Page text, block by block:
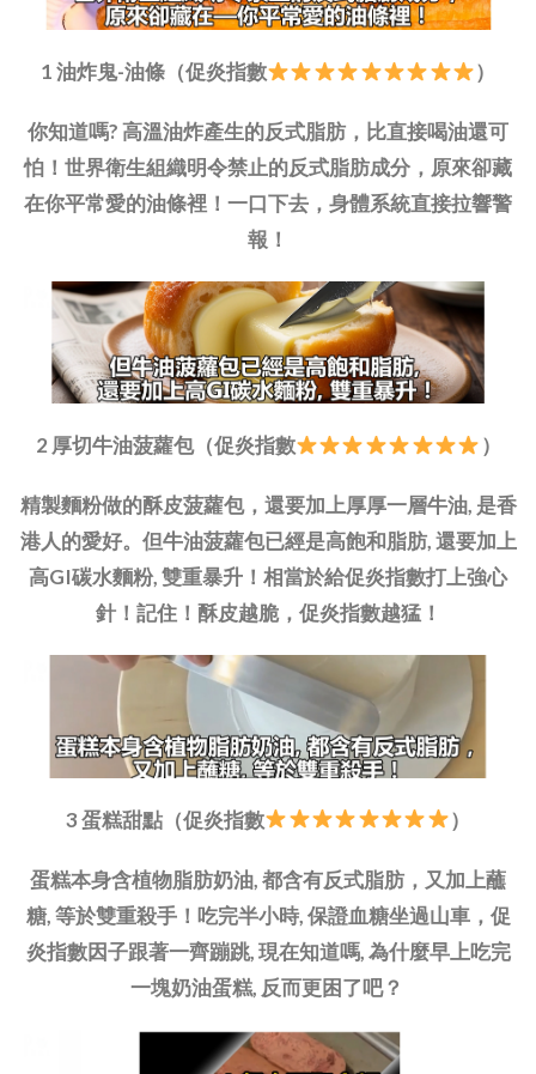
1 油炸鬼-油條（促炎指數 ）
你知道嗎? 高溫油炸產生的反式脂肪，比直接喝油還可
怕！世界衛生組織明令禁止的反式脂肪成分，原來卻藏
在你平常愛的油條裡！一口下去，身體系統直接拉響警
報！
2 厚切牛油菠蘿包（促炎指數 ）
精製麵粉做的酥皮菠蘿包，還要加上厚厚一層牛油, 是香
港人的愛好。但牛油菠蘿包已經是高飽和脂肪, 還要加上
高GI碳水麵粉, 雙重暴升！相當於給促炎指數打上強心
針！記住！酥皮越脆，促炎指數越猛！
3 蛋糕甜點（促炎指數 ）
蛋糕本身含植物脂肪奶油, 都含有反式脂肪，又加上蘸
糖, 等於雙重殺手！吃完半小時, 保證血糖坐過山車，促
炎指數因子跟著一齊蹦跳, 現在知道嗎, 為什麼早上吃完
一塊奶油蛋糕, 反而更困了吧？